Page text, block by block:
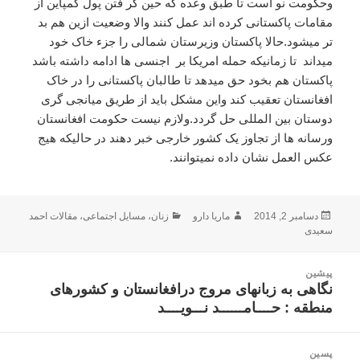
وحکومت نو است تا طبق وعده که حین گر فتن پول کمپاین از
مقامات پاکستانی کرده اند عمل کنند والا وضعیت ازین هم بد
تر میشود.حالا پاکستان وزیرستان شمالی را جزء خاک خود
میداند تا زمانیکه حمله امریکا بر اجنسی ها ادامه داشته باشد
پاکستان هم بخود حق میدهد تا طالبان پاکستانی را در خاک
افغانستان تعقیب کند واین مشکل باید از طریق میانجی گری
دوستان بین المللی حل گردد.ولازم نیست حکومت افغانستان
ورسانه ها از تجاوز یک کشور خارجی خبر دهند در حالیکه هیج
عکس العمل نشان داده نمیتوانند.
ارسال
شده
دسامبر 2, 2014 نویسنده
ماریا دارو دسته‌ها
زنان،مسایل اجتماعی،مقالات احمد
سعیدی
نوشتهپیشین
نوشته
قبلی:
نگاهی به زبانهای مروج درافغانستان و کشورهای
منطقه : حــــامــــــد نـــویــــد
پسین